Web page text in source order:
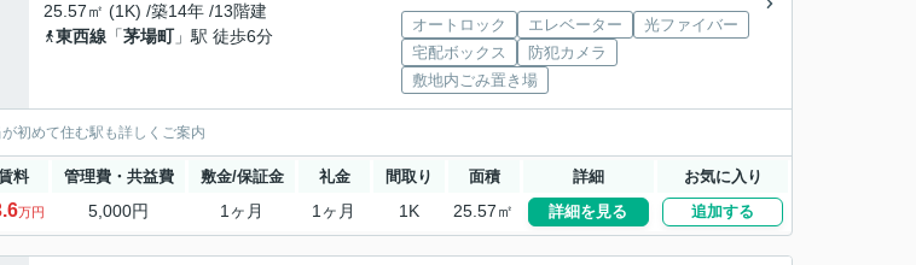
25.57㎡ (1K) /築14年 /13階建
東西線 「茅場町」駅 徒歩6分
オートロック エレベーター
光ファイバー
宅配ボックス
防犯カメラ
敷地内ごみ置き場
初めて住む駅も詳しくご案内
料 管理費・共益費 敷金/保証金 礼金 間取り 面積 詳細 お気に入り
万円 5,000円 1ヶ月 1ヶ月 1K 25.57㎡ 詳細を見る 追加する